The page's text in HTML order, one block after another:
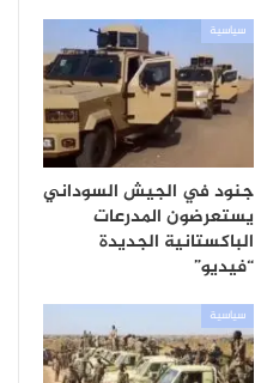
سياسية
جنود في الجيش السوداني
يستعرضون المدرعات
الباكستانية الجديدة
“فيديو”
سياسية